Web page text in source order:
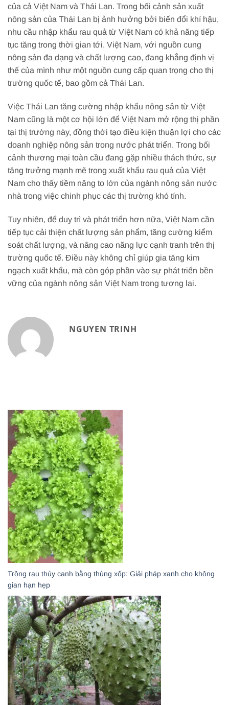
của cả Việt Nam và Thái Lan. Trong bối cảnh sản xuất
nông sản của Thái Lan bị ảnh hưởng bởi biến đổi khí hậu,
nhu cầu nhập khẩu rau quả từ Việt Nam có khả năng tiếp
tục tăng trong thời gian tới. Việt Nam, với nguồn cung
nông sản đa dạng và chất lượng cao, đang khẳng định vị
thế của mình như một nguồn cung cấp quan trọng cho thị
trường quốc tế, bao gồm cả Thái Lan.
Việc Thái Lan tăng cường nhập khẩu nông sản từ Việt
Nam cũng là một cơ hội lớn để Việt Nam mở rộng thị phần
tại thị trường này, đồng thời tạo điều kiện thuận lợi cho các
doanh nghiệp nông sản trong nước phát triển. Trong bối
cảnh thương mại toàn cầu đang gặp nhiều thách thức, sự
tăng trưởng mạnh mẽ trong xuất khẩu rau quả của Việt
Nam cho thấy tiềm năng to lớn của ngành nông sản nước
nhà trong việc chinh phục các thị trường khó tính.
Tuy nhiên, để duy trì và phát triển hơn nữa, Việt Nam cần
tiếp tục cải thiện chất lượng sản phẩm, tăng cường kiểm
soát chất lượng, và nâng cao năng lực cạnh tranh trên thị
trường quốc tế. Điều này không chỉ giúp gia tăng kim
ngạch xuất khẩu, mà còn góp phần vào sự phát triển bền
vững của ngành nông sản Việt Nam trong tương lai.
NGUYEN TRINH
Trồng rau thủy canh bằng thùng xốp: Giải pháp xanh cho không
gian hạn hẹp